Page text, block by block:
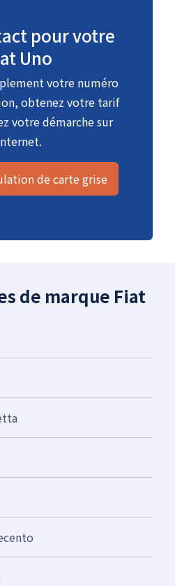
pour votre
Uno
votre numéro
obtenez votre tarif
votre démarche sur
de carte grise
de marque Fiat